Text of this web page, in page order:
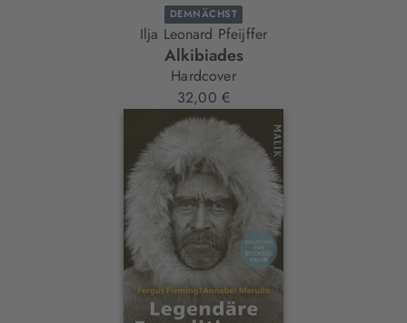
DEMNÄCHST
Ilja Leonard Pfeijffer
Alkibiades
Hardcover
32,00 €